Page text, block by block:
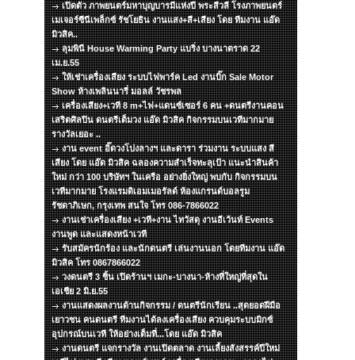
เปิดตัว ภาพยนตร์มหาบุญบารมีแห่งปี พระสีวลี โรงภาพยนตร์
เมเจอร์ซีนีเพล็กซ์ รัชโยธิน งานแสง+สี+เสียง โดย ทีมงาน แอ๊ด
มิวสิค..
ลุมพินี House Warming Party แบริ่ง บางนาตราด 22
เม.ย.55
ให้เช่าเครื่องเสียง ระบบไฟพาร์ค Led งานบิ๊ก Sale Motor
Show ห้างเพลินนารี่ มอลล์ วัชรพล
เครื่องเสียง+เวที 8 m+ไฟ+แดนซ์เซอร์ 6 คน +ดนตรีงานคอน
เสริตศิลปิน ดนตรีเต็มวง แอ๊ด มิวสิค กิจกรรมบนเวทีมากมาย
รางวัลเยอะ ..
งาน event อิ๊ดวงโปงลางฯ และดารา ร่วมงาน ระบบแสง สี
เสียง โดย แอ๊ด มิวสิค ฉลองความสำเร็จทะลุเป้า แนะนำสินค้า
ใหม่ กว่า 100 บริษัทฯ ในเครือ อย่างยิ่งใหญ่ พบกับ กิจกรรมบน
เวทีมากมาย โรงแรมดิเอมเมอรัลด์ ห้องแกรนด์บอลรูม
รัชดาภิเษก, กรุงเทพ สนใจ โทร 086-7866022
งานเช่าเครื่องเสียง +เวที+งาน ไทวัสดุ งานอีเว้นท์ Events
งานพูด และแสดงหน้าเวที
รับสมัครนักร้อง และนักดนตรี เล่นงานนอก โดยทีมงาน แอ๊ด
มิวสิค โทร 0867866022
วงดนตรี 3 ชิ้น เปิดร้านฯ เมกะ-บางนา-ห้างที่ใหญ่ที่สุดใน
เอเชีย 2 มิ.ย.55
งานแสดงผลงานด้านกิจกรรม / ดนตรีนักเรียน ..สุดยอดฝีมือ
เยาวชน คนดนตรี ทีมงานได้ลงเครื่องเสียง ควบคุมระบบมิกซ์
อุปกรณ์บนเวที ให้อย่างเต็มที่...โดย แอ๊ด มิวสิค
งานดนตรี แจกรางวัล งานเปิดตลาด งานเลี้ยงสังสรรค์ปีใหม่